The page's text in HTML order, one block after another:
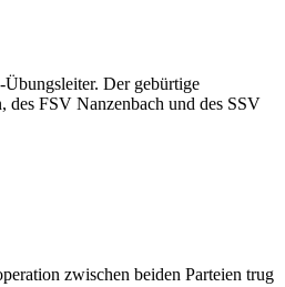
Der gebürtige
des FSV Nanzenbach und des SSV
zwischen beiden Parteien trug